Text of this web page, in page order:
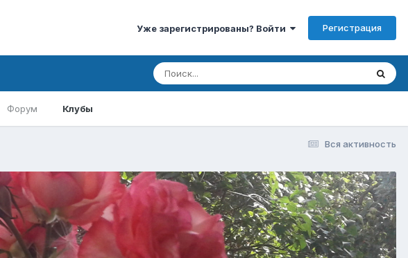
Уже зарегистрированы? Войти Регистрация
Форум Клубы
Вся активность